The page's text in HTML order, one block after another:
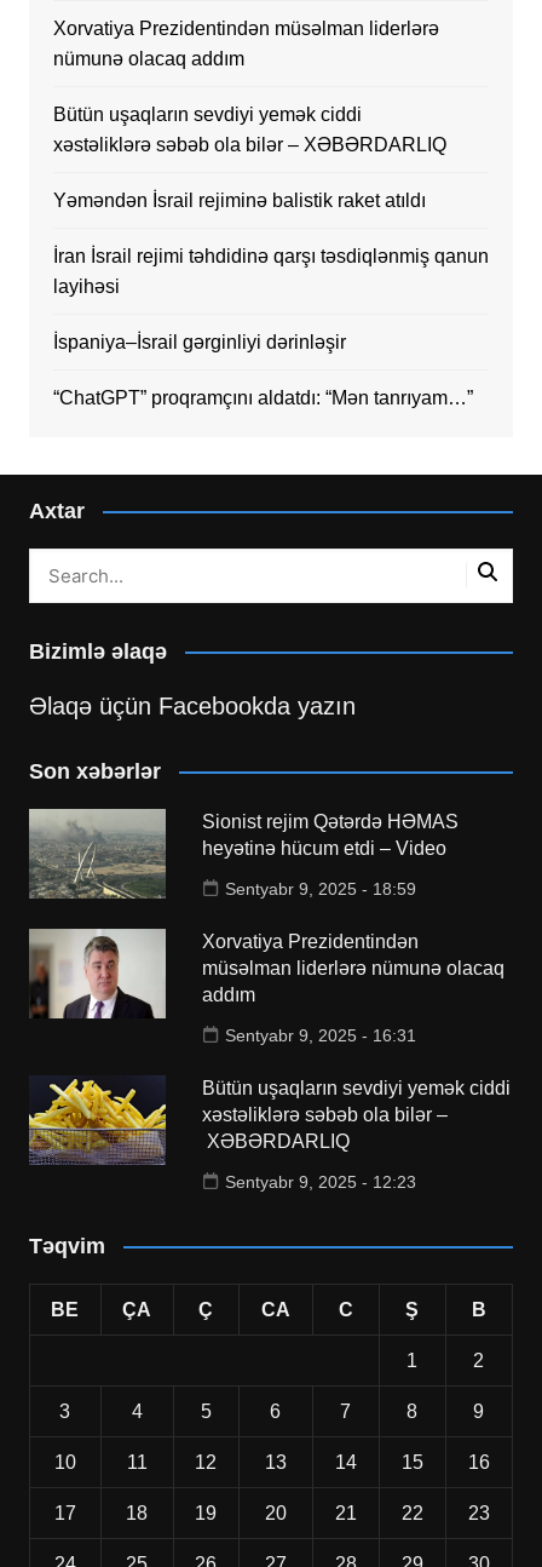
Xorvatiya Prezidentindən müsəlman liderlərə
nümunə olacaq addım
Bütün uşaqların sevdiyi yemək ciddi
xəstəliklərə səbəb ola bilər – XƏBƏRDARLIQ
Yəməndən İsrail rejiminə balistik raket atıldı
İran İsrail rejimi təhdidinə qarşı təsdiqlənmiş qanun
layihəsi
İspaniya–İsrail gərginliyi dərinləşir
“ChatGPT” proqramçını aldatdı: “Mən tanrıyam…”
Axtar
Bizimlə əlaqə
Əlaqə üçün Facebookda yazın
Son xəbərlər
Sionist rejim Qətərdə HƏMAS
heyətinə hücum etdi – Video
Sentyabr 9, 2025 - 18:59
Xorvatiya Prezidentindən
müsəlman liderlərə nümunə olacaq
addım
Sentyabr 9, 2025 - 16:31
Bütün uşaqların sevdiyi yemək ciddi
xəstəliklərə səbəb ola bilər –
XƏBƏRDARLIQ
Sentyabr 9, 2025 - 12:23
Təqvim
BE ÇA Ç CA C Ş B
1 2
3 4 5 6 7 8 9
10 11 12 13 14 15 16
17 18 19 20 21 22 23